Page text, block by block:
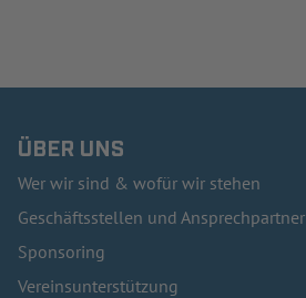
ÜBER UNS
Wer wir sind & wofür wir stehen
Geschäftsstellen und Ansprechpartner
Sponsoring
Vereinsunterstützung